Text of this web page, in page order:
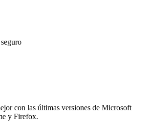
con las últimas versiones de Microsoft
y Firefox.